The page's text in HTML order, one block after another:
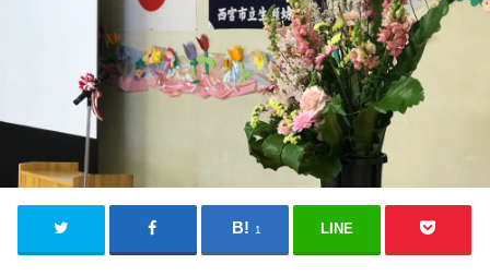
1 LINE